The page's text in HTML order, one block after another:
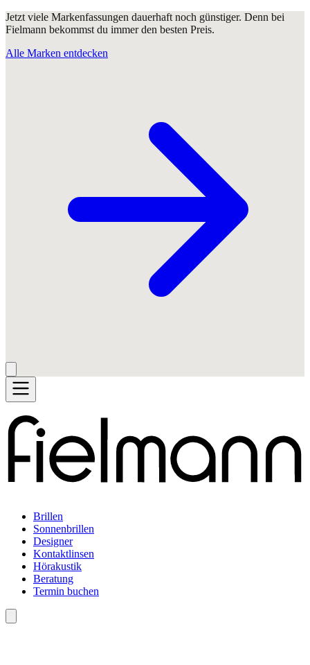
Jetzt viele Markenfassungen dauerhaft noch günstiger. Denn bei
Fielmann bekommst du immer den besten Preis.
Alle Marken entdecken
Brillen
Sonnenbrillen
Designer
Kontaktlinsen
Hörakustik
Beratung
Termin buchen